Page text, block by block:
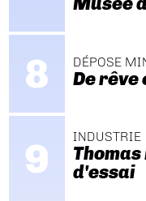
DÉPOSE
De rêve
INDUSTRIE
d'essai